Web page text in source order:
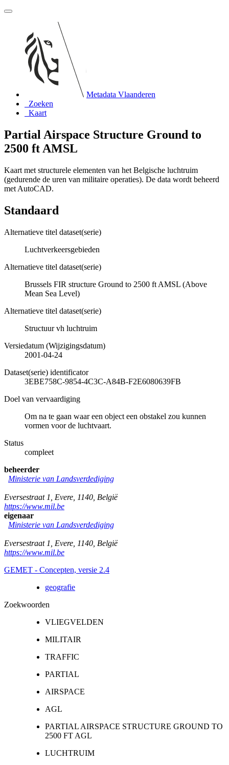
Metadata Vlaanderen
Zoeken
Kaart
Partial Airspace Structure Ground to
2500 ft AMSL
Kaart met structurele elementen van het Belgische luchtruim
(gedurende de uren van militaire operaties). De data wordt beheerd
met AutoCAD.
Standaard
Alternatieve titel dataset(serie)
Luchtverkeersgebieden
Alternatieve titel dataset(serie)
Brussels FIR structure Ground to 2500 ft AMSL (Above
Mean Sea Level)
Alternatieve titel dataset(serie)
Structuur vh luchtruim
Versiedatum (Wijzigingsdatum)
2001-04-24
Dataset(serie) identificator
3EBE758C-9854-4C3C-A84B-F2E6080639FB
Doel van vervaardiging
Om na te gaan waar een object een obstakel zou kunnen
vormen voor de luchtvaart.
Status
compleet
beheerder
Ministerie van Landsverdediging
Eversestraat 1 Evere 1140 België
https://www.mil.be
eigenaar
Ministerie van Landsverdediging
Eversestraat 1 Evere 1140 België
https://www.mil.be
GEMET - Concepten, versie 2.4
geografie
Zoekwoorden
VLIEGVELDEN
MILITAIR
TRAFFIC
PARTIAL
AIRSPACE
AGL
PARTIAL AIRSPACE STRUCTURE GROUND TO
2500 FT AGL
LUCHTRUIM